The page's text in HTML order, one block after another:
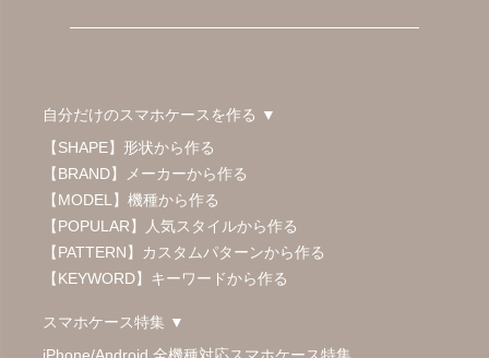
自分だけのスマホケースを作る ▼
【SHAPE】形状から作る
【BRAND】メーカーから作る
【MODEL】機種から作る
【POPULAR】人気スタイルから作る
【PATTERN】カスタムパターンから作る
【KEYWORD】キーワードから作る
スマホケース特集 ▼